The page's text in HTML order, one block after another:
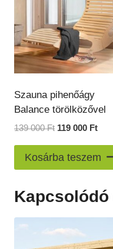
Szauna pihenőágy
Balance törölközővel
139 000Ft Original
was:
139
119 000 Ft
is:
119
Kosárba teszem